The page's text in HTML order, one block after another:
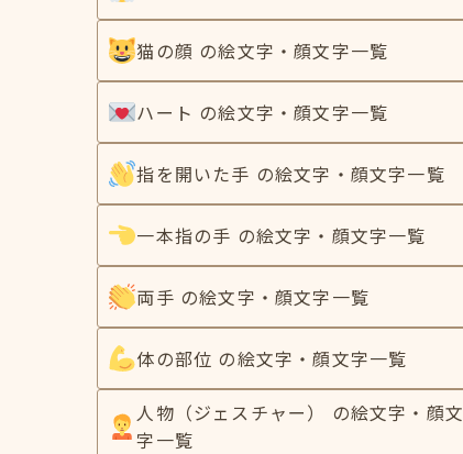
猫の顔 の絵文字・顔文字一覧
ハート の絵文字・顔文字一覧
指を開いた手 の絵文字・顔文字一覧
一本指の手 の絵文字・顔文字一覧
両手 の絵文字・顔文字一覧
体の部位 の絵文字・顔文字一覧
人物（ジェスチャー） の絵文字・顔文
字一覧